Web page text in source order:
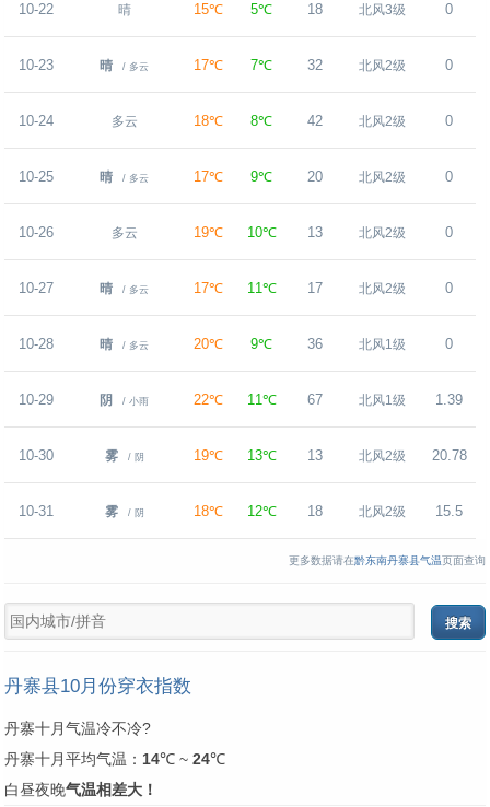
10-22 晴 15℃ 5℃ 18 北风3级 0
10-23 晴 / 多云 17℃ 7℃ 32 北风2级 0
10-24 多云 18℃ 8℃ 42 北风2级 0
10-25 晴 / 多云 17℃ 9℃ 20 北风2级 0
10-26 多云 19℃ 10℃ 13 北风2级 0
10-27 晴 / 多云 17℃ 11℃ 17 北风2级 0
10-28 晴 / 多云 20℃ 9℃ 36 北风1级 0
10-29 阴 / 小雨 22℃ 11℃ 67 北风1级 1.39
10-30 雾 / 阴 19℃ 13℃ 13 北风2级 20.78
10-31 雾 / 阴 18℃ 12℃ 18 北风2级 15.5
更多数据请在黔东南丹寨县气温页面查询
丹寨县10月份穿衣指数
丹寨十月气温冷不冷?
丹寨十月平均气温： 14℃ ~ 24℃
白昼夜晚气温相差大！